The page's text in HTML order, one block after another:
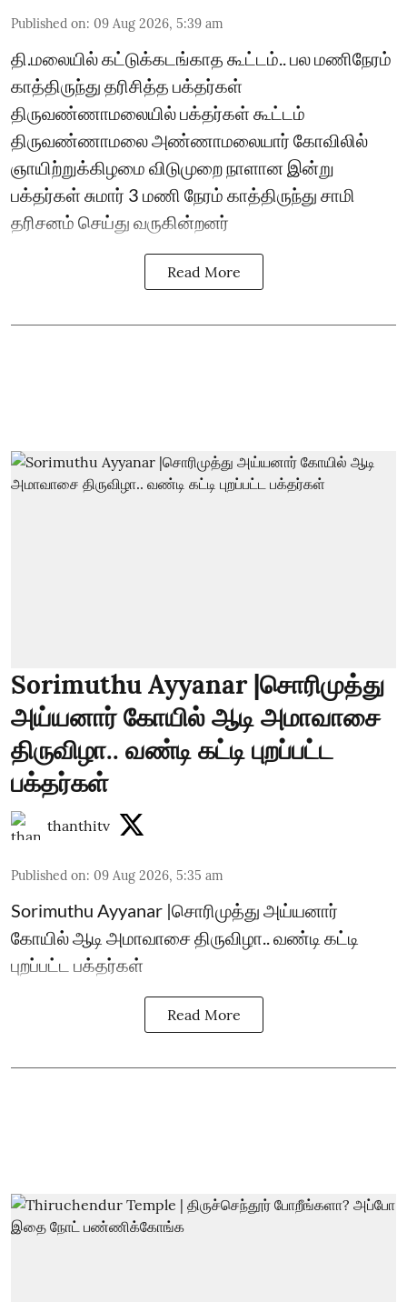
Published on: 09 Aug 2026, 5:39 am
தி.மலையில் கட்டுக்கடங்காத கூட்டம்.. பல மணிநேரம்
காத்திருந்து தரிசித்த பக்தர்கள்
திருவண்ணாமலையில் பக்தர்கள் கூட்டம்
திருவண்ணாமலை அண்ணாமலையார் கோவிலில்
ஞாயிற்றுக்கிழமை விடுமுறை நாளான இன்று
பக்தர்கள் சுமார் 3 மணி நேரம் காத்திருந்து சாமி
தரிசனம் செய்து வருகின்றனர்
Read More
Sorimuthu Ayyanar |சொரிமுத்து
அய்யனார் கோயில் ஆடி அமாவாசை
திருவிழா.. வண்டி கட்டி புறப்பட்ட
பக்தர்கள்
thanthitv
Published on: 09 Aug 2026, 5:35 am
Sorimuthu Ayyanar |சொரிமுத்து அய்யனார்
கோயில் ஆடி அமாவாசை திருவிழா.. வண்டி கட்டி
புறப்பட்ட பக்தர்கள்
Read More